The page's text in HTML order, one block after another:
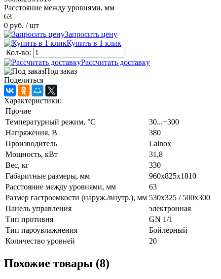
Расстояние между уровнями, мм
63
0 руб. / шт
Запросить цену
Купить в 1 клик
Кол-во:
Рассчитать доставку
Под заказ
Поделиться
Характеристики:
Прочие
Температурный режим, °C
30...+300
Напряжения, В
380
Производитель
Lainox
Мощность, кВт
31,8
Вес, кг
330
Габаритные размеры, мм
960х825х1810
Расстояние между уровнями, мм
63
Размер гастроемкости (наруж./внутр.), мм 530x325 / 500x300
Панель управления
электронная
Тип противня
GN 1/1
Тип пароувлажнения
Бойлерный
Количество уровней
20
Похожие товары (8)